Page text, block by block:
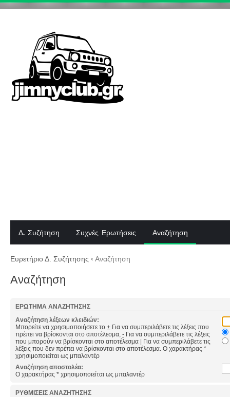
Δ. Συζήτηση Συχνές Ερωτήσεις Αναζήτηση
Ευρετήριο Δ. Συζήτησης ‹ Αναζήτηση
Αναζήτηση
ΕΡΏΤΗΜΑ ΑΝΑΖΉΤΗΣΗΣ
Αναζήτηση λέξεων κλειδιών:
Μπορείτε να χρησιμοποιήσετε το + Για να συμπεριλάβετε τις λέξεις που
πρέπει να βρίσκονται στο αποτέλεσμα, - Για να συμπεριλάβετε τις λέξεις
που μπορούν να βρίσκονται στο αποτέλεσμα | Για να συμπεριλάβετε τις
λέξεις που δεν πρέπει να βρίσκονται στο αποτέλεσμα. Ο χαρακτήρας *
χρησιμοποιείται ως μπαλαντέρ
Αναζήτηση αποστολέα:
Ο χαρακτήρας * χρησιμοποιείται ως μπαλαντέρ
ΡΥΘΜΊΣΕΙΣ ΑΝΑΖΉΤΗΣΗΣ